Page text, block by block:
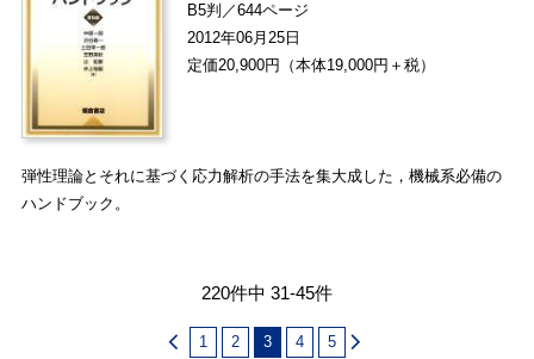
B5判／644ページ
2012年06月25日
定価20,900円（本体19,000円＋税）
弾性理論とそれに基づく応力解析の手法を集大成した，機械系必備の
ハンドブック。
220件中 31-45件
1 2 3 4 5